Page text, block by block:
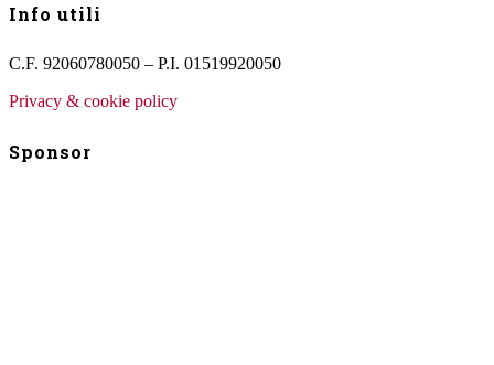
Info utili
C.F. 92060780050 – P.I. 01519920050
Privacy & cookie policy
Sponsor